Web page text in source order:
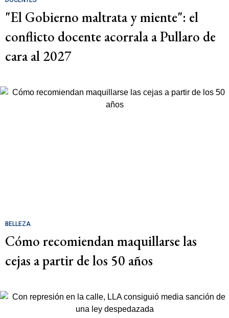
"El Gobierno maltrata y miente": el
conflicto docente acorrala a Pullaro de
cara al 2027
BELLEZA
Cómo recomiendan maquillarse las
cejas a partir de los 50 años